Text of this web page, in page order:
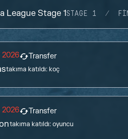
League Stage 1STAGE 1
2026 Transfer
takıma katıldı:koç
2026 Transfer
takıma katıldı:oyuncu